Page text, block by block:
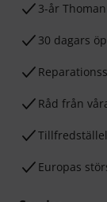
3-år
30 dagars
Råd från
Europas